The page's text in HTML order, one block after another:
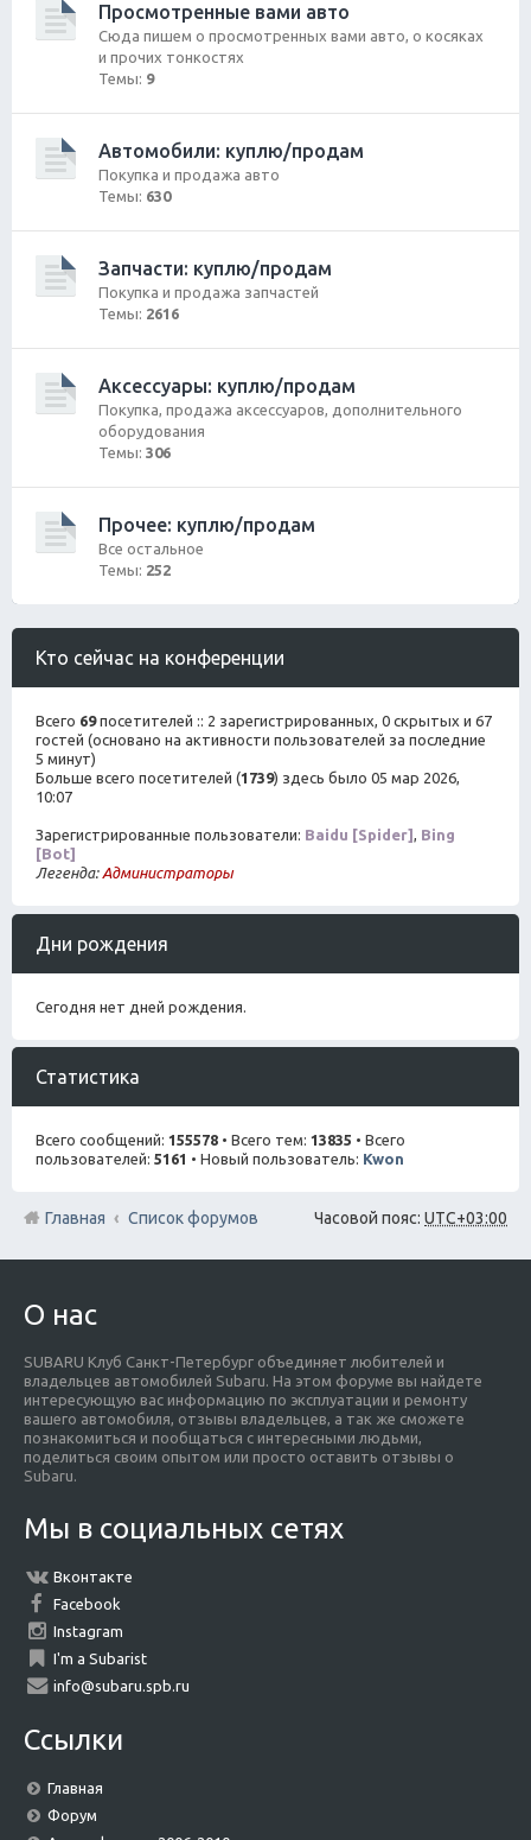
Просмотренные вами авто
Сюда пишем о просмотренных вами авто, о косяках
и прочих тонкостях
Темы: 9
Автомобили: куплю/продам
Покупка и продажа авто
Темы: 630
Запчасти: куплю/продам
Покупка и продажа запчастей
Темы: 2616
Аксессуары: куплю/продам
Покупка, продажа аксессуаров, дополнительного
оборудования
Темы: 306
Прочее: куплю/продам
Все остальное
Темы: 252
Кто сейчас на конференции
Всего 69посетителей :: 2 зарегистрированных, 0 скрытых и 67
гостей (основано на активности пользователей за последние
5 минут)
Больше всего посетителей (1739) здесь было 05 мар 2026,
10:07
Зарегистрированные пользователи: Baidu [Spider] , Bing
[Bot]
Легенда: Администраторы
Дни рождения
Сегодня нет дней рождения.
Статистика
Всего сообщений: 155578 • Всего тем: 13835 • Всего
пользователей: 5161 • Новый пользователь: Kwon
Часовой пояс: UTC+03:00
Главная Список форумов
О нас
SUBARU Клуб Санкт-Петербург объединяет любителей и
владельцев автомобилей Subaru. На этом форуме вы найдете
интересующую вас информацию по эксплуатации и ремонту
вашего автомобиля, отзывы владельцев, а так же сможете
познакомиться и пообщаться с интересными людьми,
поделиться своим опытом или просто оставить отзывы о
Subaru.
Мы в социальных сетях
Вконтакте
Facebook
Instagram
I'm a Subarist
info@subaru.spb.ru
Ссылки
Главная
Форум